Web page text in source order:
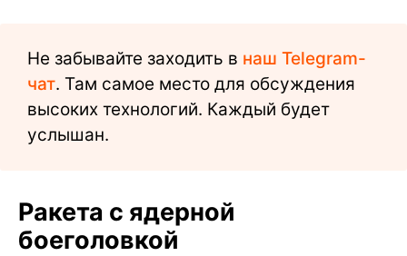
Не забывайте заходить в наш Telegram-
чат. Там самое место для обсуждения
высоких технологий. Каждый будет
услышан.
Ракета с ядерной
боеголовкой